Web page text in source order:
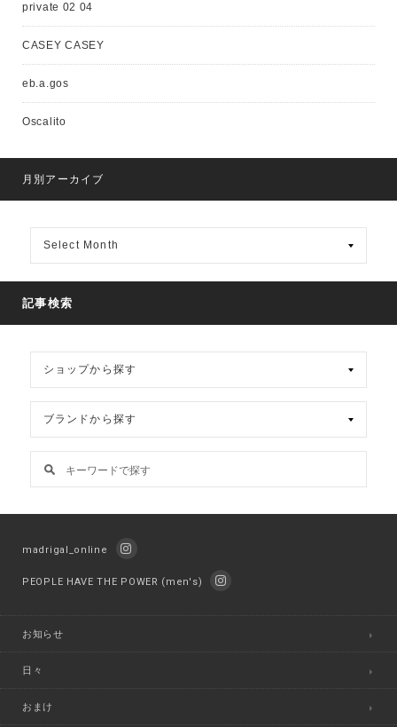
private 02 04
CASEY CASEY
eb.a.gos
Oscalito
月別アーカイブ
ア
ー
カ
イ
ブ
記事検索
madrigal_online
PEOPLE HAVE THE POWER (men's)
お知らせ
日々
おまけ